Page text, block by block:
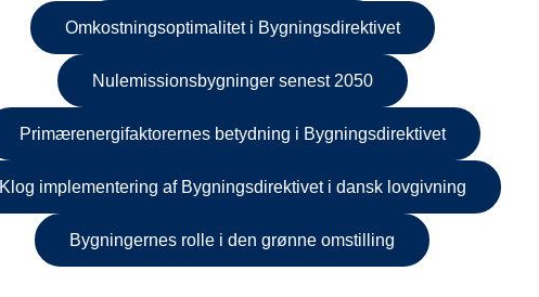
Omkostningsoptimalitet i Bygningsdirektivet
Nulemissionsbygninger senest 2050
Primærenergifaktorernes betydning i Bygningsdirektivet
Klog implementering af Bygningsdirektivet i dansk lovgivning
Bygningernes rolle i den grønne omstilling